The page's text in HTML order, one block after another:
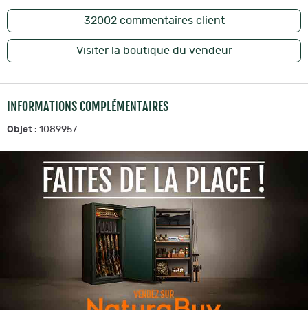
32002commentaires client
Visiter la boutique du vendeur
INFORMATIONS COMPLÉMENTAIRES
Objet : 1089957